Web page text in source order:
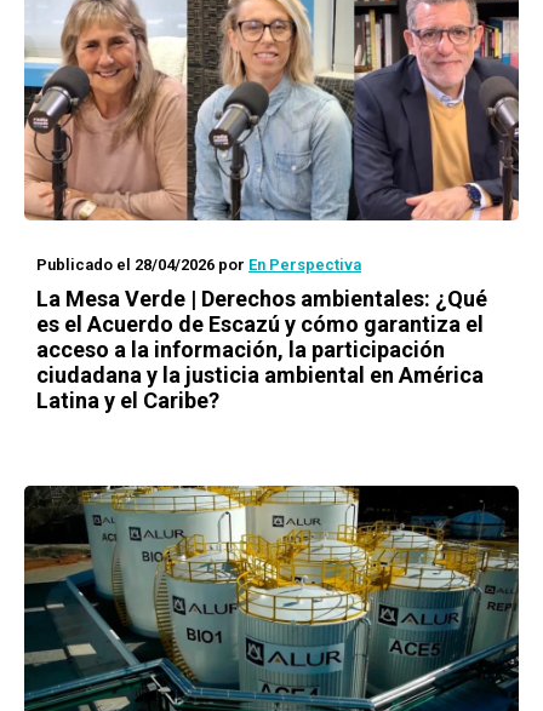
Publicado el 28/04/2026 por En Perspectiva
La Mesa Verde | Derechos ambientales: ¿Qué
es el Acuerdo de Escazú y cómo garantiza el
acceso a la información, la participación
ciudadana y la justicia ambiental en América
Latina y el Caribe?